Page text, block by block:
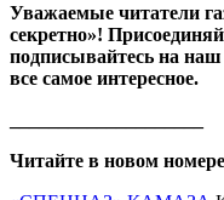
Уважаемые читатели
секретно»!
подписывайтесь на
все самое интересное.
Читайте в новом